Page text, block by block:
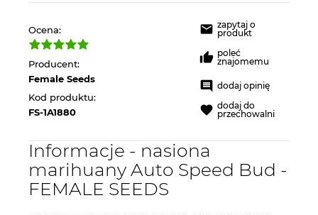
Ocena:
Producent:
Female Seeds
Kod produktu:
FS-1A1880
zapytaj o
produkt
poleć
znajomemu
dodaj opinię
dodaj do
przechowalni
Informacje - nasiona
marihuany Auto Speed Bud -
FEMALE SEEDS